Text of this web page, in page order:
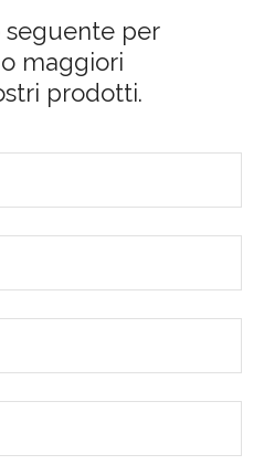
per
maggiori
prodotti.